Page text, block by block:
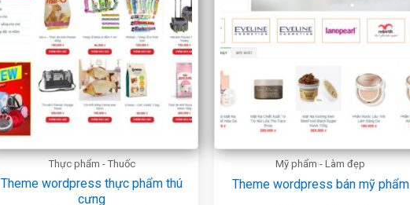
Thực phẩm - Thuốc
Theme wordpress thực phẩm thú
cưng
Mỹ phẩm - Làm đẹp
Theme wordpress bán mỹ phẩm